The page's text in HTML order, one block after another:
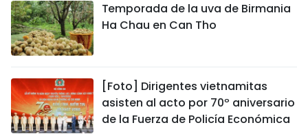
Temporada de la uva de Birmania
Ha Chau en Can Tho
[Foto] Dirigentes vietnamitas
asisten al acto por 70º aniversario
de la Fuerza de Policía Económica